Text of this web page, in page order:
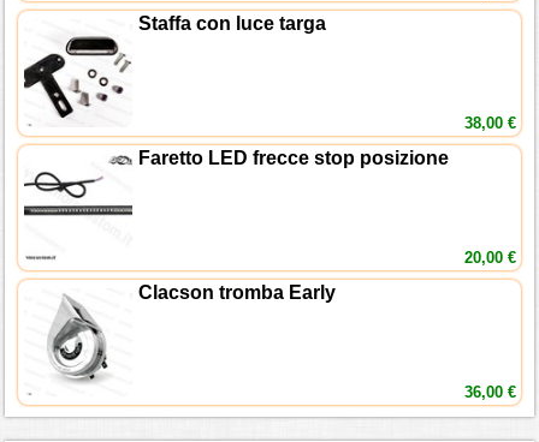
Staffa con luce targa
38,00 €
Faretto LED frecce stop posizione
20,00 €
Clacson tromba Early
36,00 €